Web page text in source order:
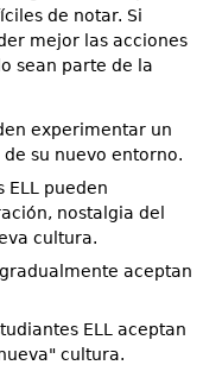
de notar. Si
mejor las acciones
sean parte de la
experimentar un
su nuevo entorno.
ELL pueden
nostalgia del
cultura.
aceptan
ELL aceptan
cultura.